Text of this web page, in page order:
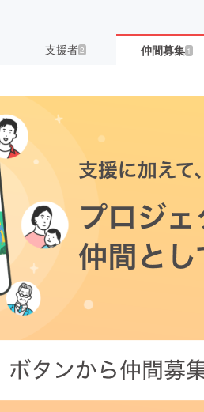
支援者 2 仲間募集 1